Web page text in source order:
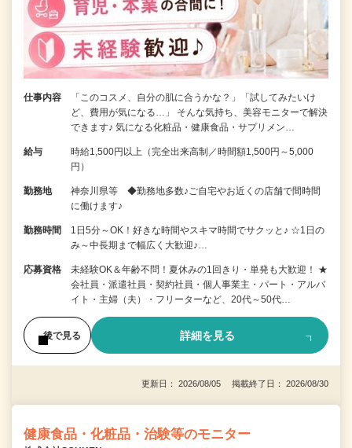
仕事内容
「このコスメ、自分の肌に合うかな？」「試してみたいけ
ど、費用が気になる…」 そんな気持ち、美容モニターで解決
できます♪ 気になる化粧品・健康食品・サプリメン…
給与
時給1,500円以上（完全出来高制／時間額1,500円～5,000
円）
勤務地
神奈川県等 ◆勤務地多数♪ご自宅やお近くの店舗で間時間
に働けます♪
勤務時間
1日5分～OK！好きな時間やスキマ時間でサクッと♪ ☆1日の
み～中長期まで幅広く大歓迎♪…
応募資格
未経験OK＆年齢不問！夏休みの1回きり・単発も大歓迎！ ★
会社員・派遣社員・契約社員・個人事業主・パート・アルバ
イト・主婦（夫）・フリーターなど、20代～50代…
後で見る 詳細を見る
更新日： 2026/08/05 掲載終了日： 2026/08/30
健康食品・化粧品・治験等のモニター